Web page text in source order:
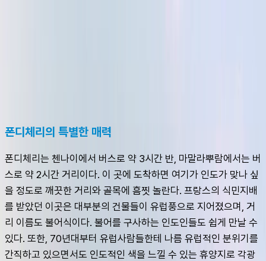
폰디체리의 특별한 매력
폰디체리는 첸나이에서 버스로 약 3시간 반, 마말라뿌람에서는 버
스로 약 2시간 거리이다. 이 곳에 도착하면 여기가 인도가 맞나 싶
을 정도로 깨끗한 거리와 골목에 흠찟 놀란다. 프랑스의 식민지배
를 받았던 이곳은 대부분의 건물들이 유럽풍으로 지어졌으며, 거
리 이름도 불어식이다. 불어를 구사하는 인도인들도 쉽게 만날 수
있다. 또한, 70년대부터 유럽사람들한테 나름 유럽적인 분위기를
간직하고 있으면서도 인도적인 색을 느낄 수 있는 휴양지로 각광